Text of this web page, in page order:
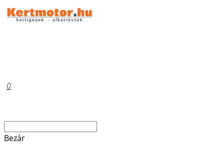
0
Bezár